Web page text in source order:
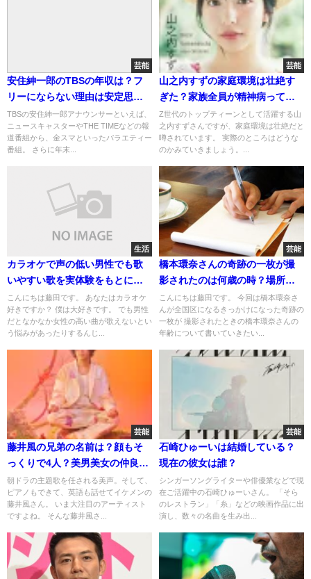
芸能
安住紳一郎のTBSの年収は？フ
リーにならない理由は安定思考
だから
TBSの安住紳一郎アナウンサーといえば、
ニュースキャスターやTHE TIMEなどの報
道番組から、金スマといったバラエティー
番組。 さらに年末...
芸能
山之内すずの家庭環境は壮絶す
ぎた？家族全員が精神病ってほ
んと？
Z世代のトップティーンとして活躍する山
之内すずさんですが、家庭環境は壮絶だと
噂されています。 実際のところはどうな
のかみていきましょう。...
生活
カラオケで声の低い男性でも歌
いやすい歌を実体験をもとに紹
介します
こんにちは藤田です。 あなたはカラオケ
好きですか？ 僕は大好きです。 でも男性
だとなかなか女性の高い曲が歌えないとい
う悩みがあったりするんじ...
芸能
橋本環奈さんの奇跡の一枚が撮
影されたのは何歳の時？場所は
どこ？
こんにちは藤田です。 今回は橋本環奈さ
んが全国区になるきっかけになった奇跡の
一枚が 撮影されたときの橋本環奈さんの
年齢について書いていきたい...
芸能
藤井風の兄弟の名前は？顔もそ
っくりで4人？美男美女の仲良し
4兄弟
朝ドラの主題歌を任される美声。そして、
ピアノもできて、英語も話せてイケメンの
藤井風さん。 いま大注目のアーティスト
ですよね。 そんな藤井風さ...
芸能
石崎ひゅーいは結婚している？
現在の彼女は誰？
シンガーソングライターや俳優業などで現
在ご活躍中の石崎ひゅーいさん。 「そら
のレストラン」「糸」などの映画作品に出
演し、数々の名曲を生み出...